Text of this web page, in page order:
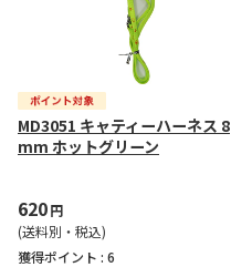
MD3051 キャティーハーネス 8
mm ホットグリーン
620円
(送料別・税込)
獲得ポイント : 6